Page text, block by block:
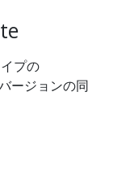
プの
ージョンの同